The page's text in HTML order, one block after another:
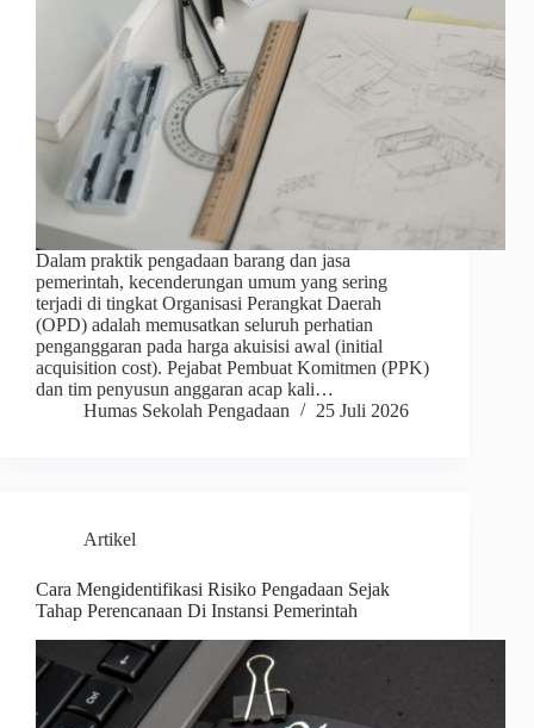
Dalam praktik pengadaan barang dan jasa
pemerintah, kecenderungan umum yang sering
terjadi di tingkat Organisasi Perangkat Daerah
(OPD) adalah memusatkan seluruh perhatian
penganggaran pada harga akuisisi awal (initial
acquisition cost). Pejabat Pembuat Komitmen (PPK)
dan tim penyusun anggaran acap kali…
Humas Sekolah Pengadaan
25 Juli 2026
Artikel
Cara Mengidentifikasi Risiko Pengadaan Sejak
Tahap Perencanaan Di Instansi Pemerintah